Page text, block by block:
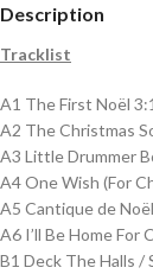
Description
Tracklist
A1 The First Noël
A2 The Christmas
A3 Little Drummer
A4 One Wish (For
A5 Cantique de
A6 I’ll Be Home For
B1 Deck The Halls /